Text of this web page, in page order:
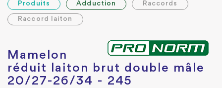
Produits Adduction Raccords
Raccord laiton
Mamelon
réduit laiton brut double mâle
20/27-26/34 - 245